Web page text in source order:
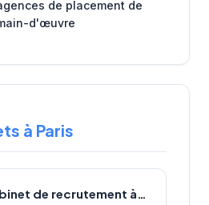
de placement de
d'œuvre
à Paris
ETHIS RH — Cabinet de recrutement à Paris